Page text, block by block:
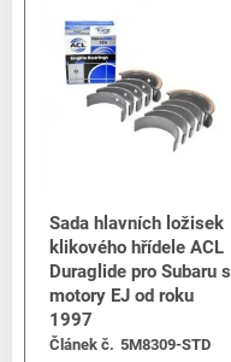
Sada hlavních ložisek
klikového hřídele ACL
Duraglide pro Subaru s
motory EJ od roku
1997
Článek č. 5M8309-STD